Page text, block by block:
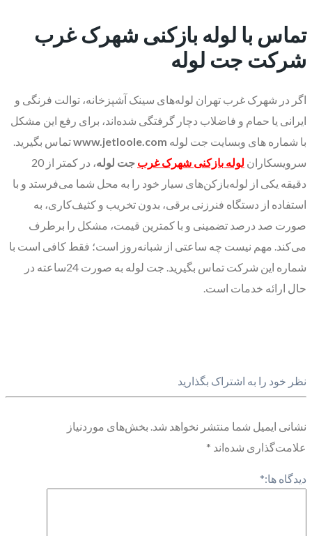
تماس با لوله بازکنی شهرک غرب
شرکت جت لوله
اگر در شهرک غرب تهران لوله‌های سینک آشپزخانه، توالت فرنگی و
ایرانی یا حمام و فاضلاب دچار گرفتگی شده‌اند، برای رفع این مشکل
با شماره های وبسایت جت لوله www.jetloole.comتماس بگیرید.
سرویسکاران لوله بازکنی شهرک غرب جت لوله
، در کمتر از 20
دقیقه یکی از لوله‌بازکن‌های سیار خود را به محل شما می‌فرستد و با
استفاده از دستگاه فنرزنی برقی، بدون تخریب و کثیف‌کاری، به
صورت صد درصد تضمینی و با کمترین قیمت، مشکل را برطرف
می‌کند. مهم نیست چه ساعتی از شبانه‌روز است؛ فقط کافی است با
شماره این شرکت تماس بگیرید. جت لوله به صورت 24ساعته در
حال ارائه خدمات است.
نظر خود را به اشتراک بگذارید
نشانی ایمیل شما منتشر نخواهد شد. بخش‌های موردنیاز
علامت‌گذاری شده‌اند *
دیدگاه ها:*